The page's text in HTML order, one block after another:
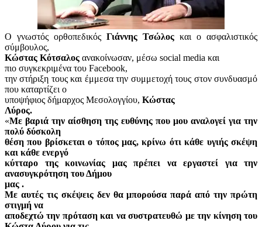
Ο γνωστός ορθοπεδικός Γιάννης Τσώλος και ο ασφαλιστικός
σύμβουλος,
Κώστας Κότσαλος ανακοίνωσαν, μέσω social media και
πιο συγκεκριμένα του Facebook,
την στήριξη τους και έμμεσα την συμμετοχή τους στον συνδυασμό
που καταρτίζει ο
υποψήφιος δήμαρχος Μεσολογγίου, Κώστας
Λύρος.
«Mε βαριά την αίσθηση της ευθύνης που μου αναλογεί για την
πολύ δύσκολη
θέση που βρίσκεται ο τόπος μας, κρίνω ότι κάθε υγιής σκέψη
και κάθε ενεργό
κύτταρο της κοινωνίας μας πρέπει να εργαστεί για την
ανασυγκρότηση του Δήμου
μας .
Με αυτές τις σκέψεις δεν θα μπορούσα παρά από την πρώτη
στιγμή να
αποδεχτώ την πρόταση και να συστρατευθώ με την κίνηση του